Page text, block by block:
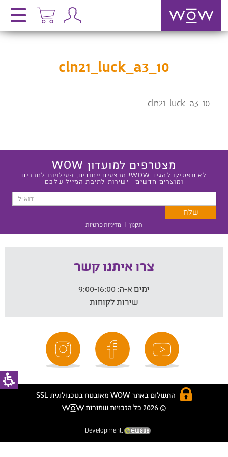
cln21_luck_a3_10
cln21_luck_a3_10
מצטרפים למועדון WOW
לא תפסיקו להגיד WOW! מבצעים ייחודים, פעילויות לחברים
ומוצרים חדשים - ישירות לתיבת המייל שלכם
תקנון | מדיניות פרטיות
צרו איתנו קשר
ימים א-ה:
שירות לקוחות
התשלום באתר WOW מאובטח בטכנולוגית SSL
© 2026 כל הזכויות שמורות
Development: